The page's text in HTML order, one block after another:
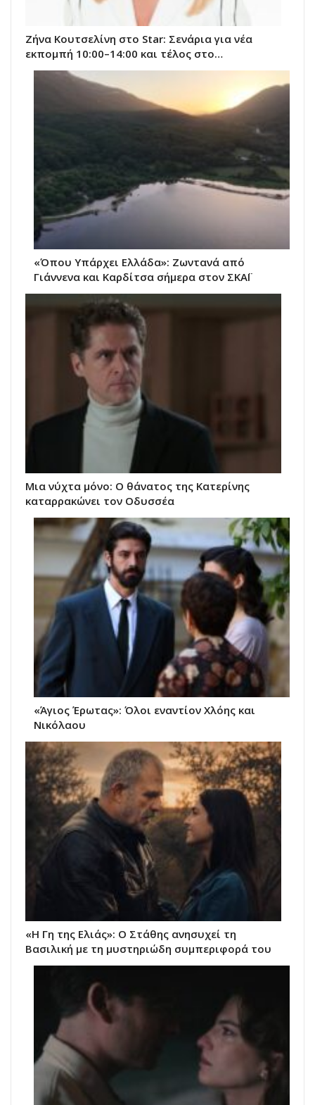
Ζήνα Κουτσελίνη στο Star: Σενάρια για νέα
εκπομπή 10:00–14:00 και τέλος στο…
«Όπου Υπάρχει Ελλάδα»: Ζωντανά από
Γιάννενα και Καρδίτσα σήμερα στον ΣΚΑΪ
Μια νύχτα μόνο: Ο θάνατος της Κατερίνης
καταρρακώνει τον Οδυσσέα
«Άγιος Έρωτας»: Όλοι εναντίον Χλόης και
Νικόλαου
«Η Γη της Ελιάς»: Ο Στάθης ανησυχεί τη
Βασιλική με τη μυστηριώδη συμπεριφορά του